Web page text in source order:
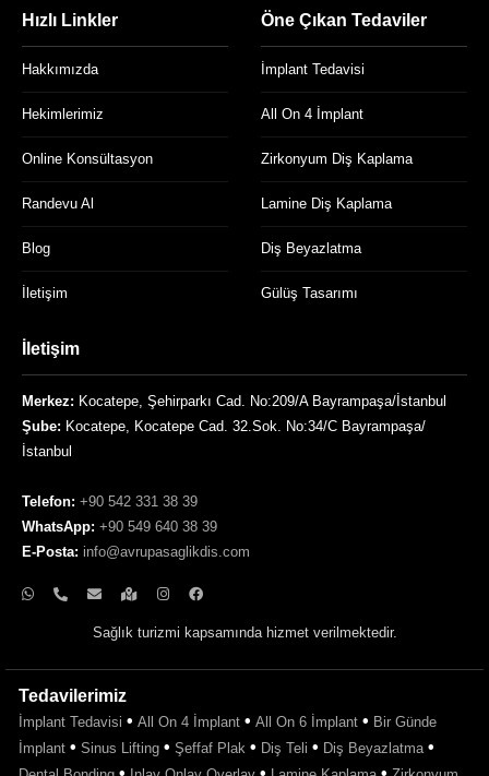
Hızlı Linkler
Hakkımızda
Hekimlerimiz
Online Konsültasyon
Randevu Al
Blog
İletişim
Öne Çıkan Tedaviler
İmplant Tedavisi
All On 4 İmplant
Zirkonyum Diş Kaplama
Lamine Diş Kaplama
Diş Beyazlatma
Gülüş Tasarımı
İletişim
Merkez: Kocatepe, Şehirparkı Cad. No:209/A Bayrampaşa/İstanbul
Şube: Kocatepe, Kocatepe Cad. 32.Sok. No:34/C Bayrampaşa/
İstanbul
Telefon: +90 542 331 38 39
WhatsApp: +90 549 640 38 39
E-Posta: info@avrupasaglikdis.com
Sağlık turizmi kapsamında hizmet verilmektedir.
Tedavilerimiz
İmplant Tedavisi • All On 4 İmplant • All On 6 İmplant • Bir Günde
İmplant • Sinus Lifting • Şeffaf Plak • Diş Teli • Diş Beyazlatma •